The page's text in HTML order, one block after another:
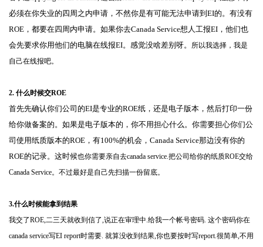
必须在你失业的四周之内申请，不然你是有可能无法申请到EI的。有没有
ROE，都要在四周内申请。如果你去Canada Service想人工报EI，他们也
会先要求你用他们的电脑在线报EI。感觉没啥差别呀。
所以我选择，我是
自己在线报吧。
2. 什么时候交ROE
首先先确认你们公司的EI是专业的ROE纸，还是电子版本，然后打印一份
给你做备案的。如果是电子版本的，你不用担心什么。你需要担心你们公
司使用纸质版本的ROE，有100%的机会，Canada Service那边没有你的
ROE的记录。这时候也你需要亲自去canada service.把公司给你的纸质ROE交给
Canada Service。不过最好是自己先扫描一份留底。
3.什么时候能拿到结果
我交了ROE,二三天就收到信了,说正在审理中.给我一个帐号密码. 这个密码你在
canada service写EI report时需要. 就算没收到结果,你也要按时写report.很简单,不用